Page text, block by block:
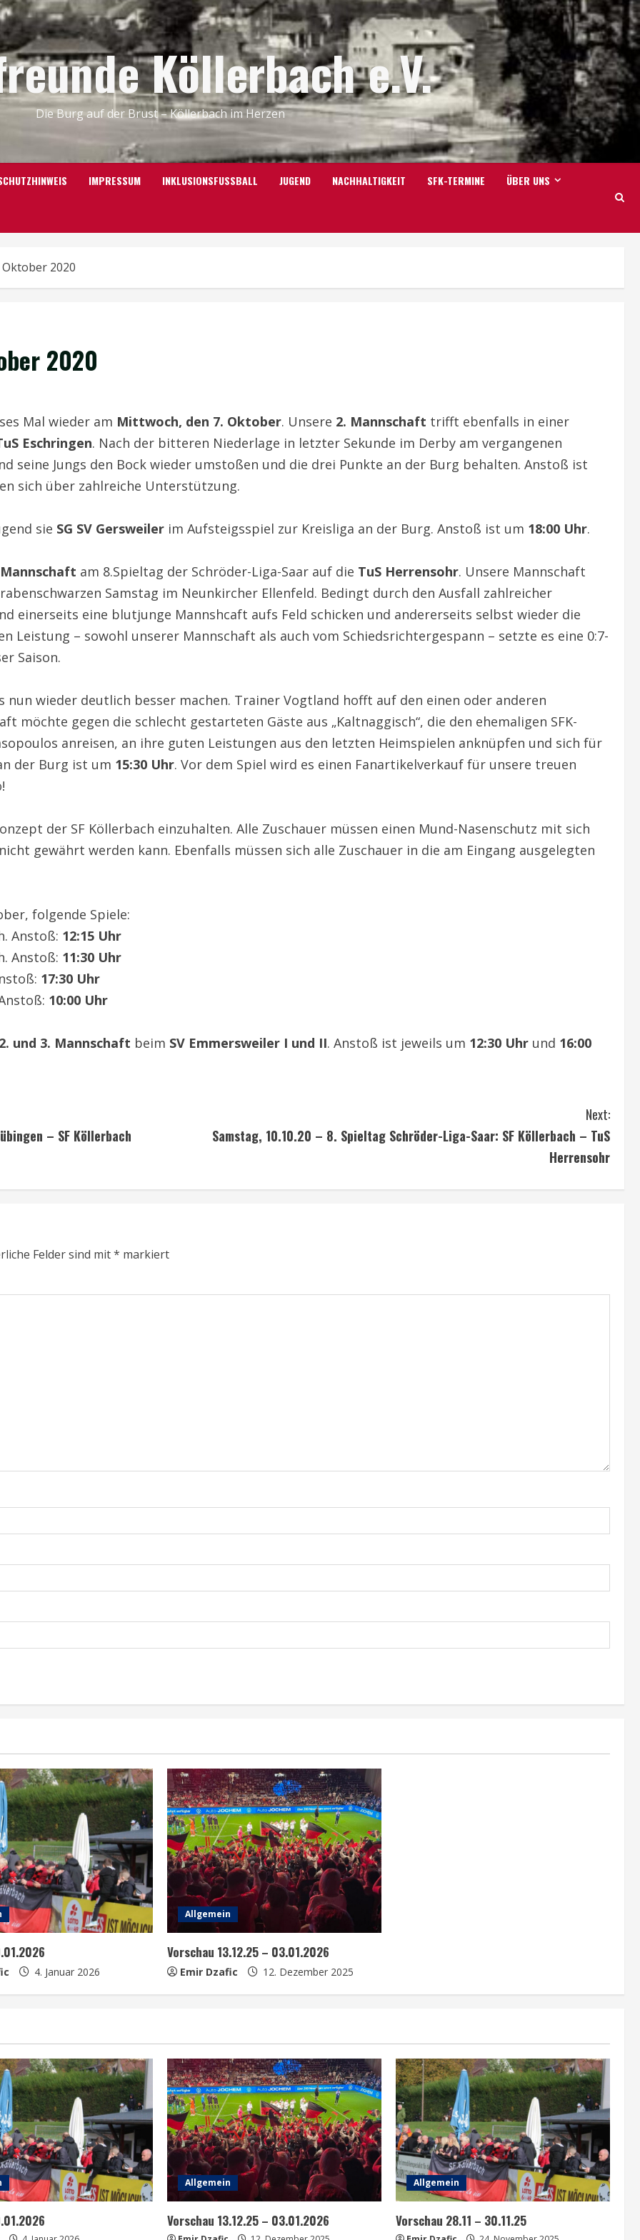
Köllerbach e.V.
Die Burg auf der Brust – Köllerbach im Herzen
IMPRESSUM INKLUSIONSFUSSBALL JUGEND NACHHALTIGKEIT SFK-TERMINE ÜBER UNS
2020
2020
Mal wieder am Mittwoch, den 7. Oktober. Unsere 2. Mannschaft trifft ebenfalls in einer
Eschringen. Nach der bitteren Niederlage in letzter Sekunde im Derby am vergangenen
seine Jungs den Bock wieder umstoßen und die drei Punkte an der Burg behalten. Anstoß ist
sich über zahlreiche Unterstützung.
sie SG SV Gersweiler im Aufsteigsspiel zur Kreisliga an der Burg. Anstoß ist um 18:00 Uhr.
am 8.Spieltag der Schröder-Liga-Saar auf die TuS Herrensohr. Unsere Mannschaft
Samstag im Neunkircher Ellenfeld. Bedingt durch den Ausfall zahlreicher
einerseits eine blutjunge Mannshcaft aufs Feld schicken und andererseits selbst wieder die
Leistung – sowohl unserer Mannschaft als auch vom Schiedsrichtergespann – setzte es eine 0:7-
Saison.
wieder deutlich besser machen. Trainer Vogtland hofft auf den einen oder anderen
möchte gegen die schlecht gestarteten Gäste aus „Kaltnaggisch“, die den ehemaligen SFK-
anreisen, an ihre guten Leistungen aus den letzten Heimspielen anknüpfen und sich für
der Burg ist um 15:30 Uhr. Vor dem Spiel wird es einen Fanartikelverkauf für unsere treuen
der SF Köllerbach einzuhalten. Alle Zuschauer müssen einen Mund-Nasenschutz mit sich
gewährt werden kann. Ebenfalls müssen sich alle Zuschauer in die am Eingang ausgelegten
folgende Spiele:
Anstoß: 12:15 Uhr
Anstoß: 11:30 Uhr
17:30 Uhr
10:00 Uhr
2. und 3. Mannschaft beim SV Emmersweiler I und II. Anstoß ist jeweils um 12:30 Uhr und 16:00
– SF Köllerbach
Next:
Samstag, 10.10.20 – 8. Spieltag Schröder-Liga-Saar: SF Köllerbach – TuS
Herrensohr
Felder sind mit* markiert
4. Januar 2026
Allgemein
Vorschau 13.12.25 – 03.01.2026
Emir Dzafic 12. Dezember 2025
Allgemein
Vorschau 13.12.25 – 03.01.2026
Allgemein
Vorschau 28.11 – 30.11.25